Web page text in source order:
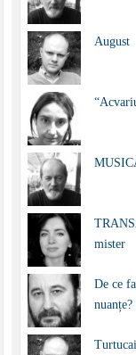
August
mister
De ce